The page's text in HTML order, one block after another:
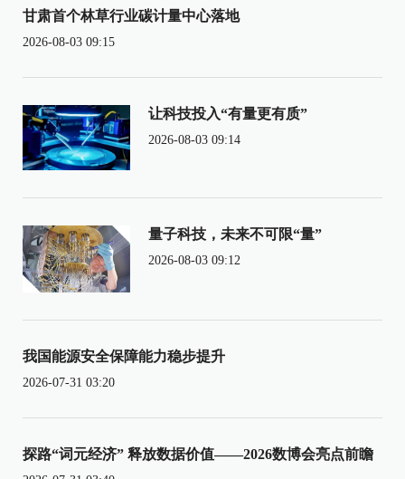
甘肃首个林草行业碳计量中心落地
2026-08-03 09:15
让科技投入“有量更有质”
2026-08-03 09:14
量子科技，未来不可限“量”
2026-08-03 09:12
我国能源安全保障能力稳步提升
2026-07-31 03:20
探路“词元经济” 释放数据价值——2026数博会亮点前瞻